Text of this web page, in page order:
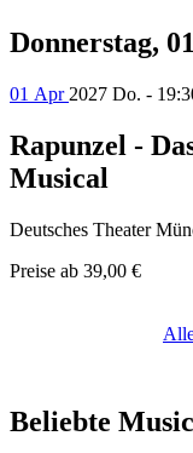
Donnerstag,
01 Apr 2027 Do. -
Rapunzel -
Musical
Deutsches Theater
Preise ab 39,00 €
Beliebte